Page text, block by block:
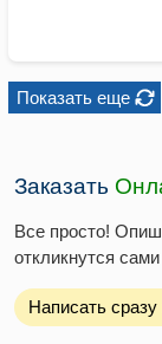
Показать еще
Заказать
Все просто!
откликнутся
Написать